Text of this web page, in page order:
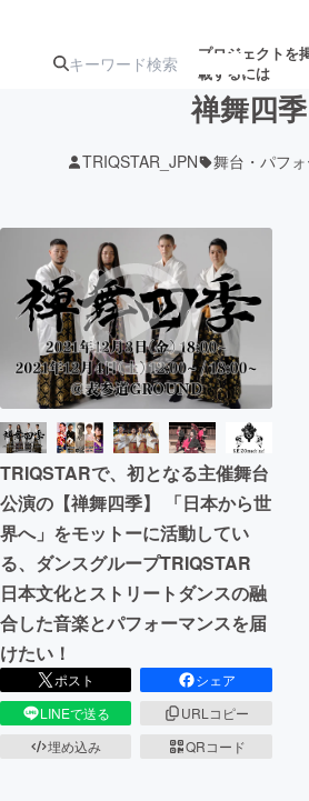
プロジェクトを
載するには
アート・写真
テクノロジー・ガジェット
映像・映画
ビジネス・起業
まちづくり・地域活性化
CAMPFIRE for Social Good
禅舞四季
TRIQSTAR_JPN 舞台・パフ
TRIQSTARで、初となる主催舞台
公演の【禅舞四季】 「日本から世
界へ」をモットーに活動してい
る、ダンスグループTRIQSTAR
日本文化とストリートダンスの融
合した音楽とパフォーマンスを届
けたい！
ポスト
シェア
LINEで送る
URLコピー
埋め込み
QRコード